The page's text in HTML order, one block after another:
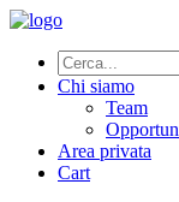
Chi siamo
Team
Area privata
Cart